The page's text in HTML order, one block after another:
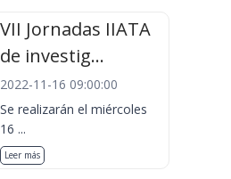
VII Jornadas IIATA
de investig...
2022-11-16 09:00:00
Se realizarán el miércoles
16 ...
Leer más